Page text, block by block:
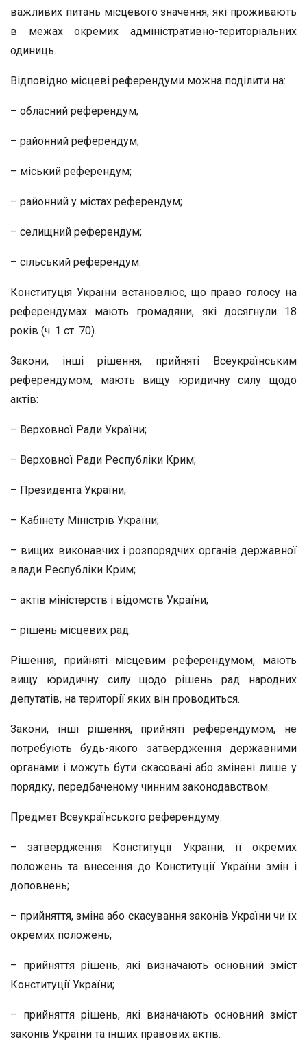
важливих питань місцевого значення, які проживають
в межах окремих адміністративно-територіальних
одиниць.
Відповідно місцеві референдуми можна поділити на:
– обласний референдум;
– районний референдум;
– міський референдум;
– районний у містах референдум;
– селищний референдум;
– сільський референдум.
Конституція України встановлює, що право голосу на
референдумах мають громадяни, які досягнули 18
років (ч. 1 ст. 70).
Закони, інші рішення, прийняті Всеукраїнським
референдумом, мають вищу юридичну силу щодо
актів:
– Верховної Ради України;
– Верховної Ради Республіки Крим;
– Президента України;
– Кабінету Міністрів України;
– вищих виконавчих і розпорядчих органів державної
влади Республіки Крим;
– актів міністерств і відомств України;
– рішень місцевих рад.
Рішення, прийняті місцевим референдумом, мають
вищу юридичну силу щодо рішень рад народних
депутатів, на території яких він проводиться.
Закони, інші рішення, прийняті референдумом, не
потребують будь-якого затвердження державними
органами і можуть бути скасовані або змінені лише у
порядку, передбаченому чинним законодавством.
Предмет Всеукраїнського референдуму:
– затвердження Конституції України, її окремих
положень та внесення до Конституції України змін і
доповнень;
– прийняття, зміна або скасування законів України чи їх
окремих положень;
– прийняття рішень, які визначають основний зміст
Конституції України;
– прийняття рішень, які визначають основний зміст
законів України та інших правових актів.